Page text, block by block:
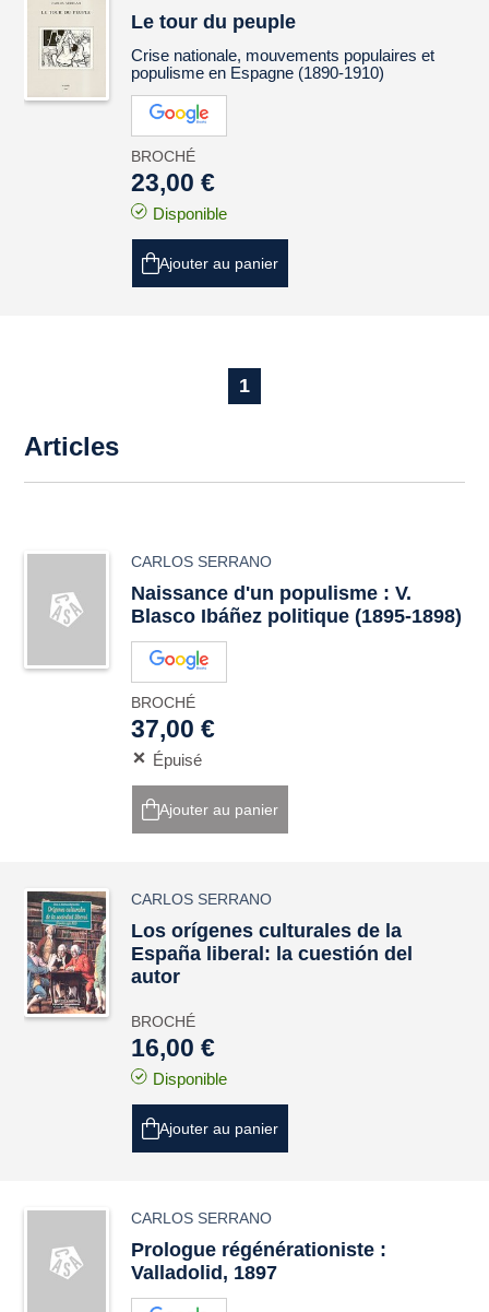
Le tour du peuple
Crise nationale, mouvements populaires et
populisme en Espagne (1890-1910)
BROCHÉ
23,00 €
Disponible
Ajouter au panier
1
Articles
CARLOS SERRANO
Naissance d'un populisme : V.
Blasco Ibáñez politique (1895-1898)
BROCHÉ
37,00 €
Épuisé
Ajouter au panier
CARLOS SERRANO
Los orígenes culturales de la
España liberal: la cuestión del
autor
BROCHÉ
16,00 €
Disponible
Ajouter au panier
CARLOS SERRANO
Prologue régénérationiste :
Valladolid, 1897